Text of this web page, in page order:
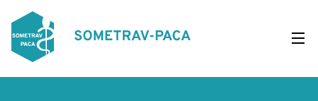
au
contenu
principal